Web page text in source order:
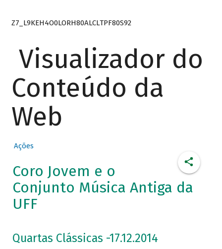
Z7_L9KEH4O0LORH80ALCLTPF80S92
Visualizador do
Conteúdo da
Web
Ações
Coro Jovem e o
Conjunto Música Antiga da
UFF
Quartas Clássicas -17.12.2014